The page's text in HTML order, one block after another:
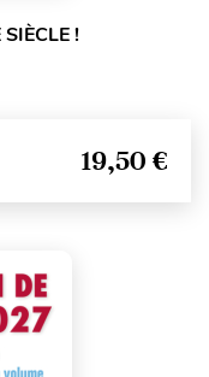
!
19,50 €